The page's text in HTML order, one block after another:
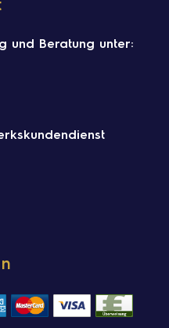
und Beratung unter: